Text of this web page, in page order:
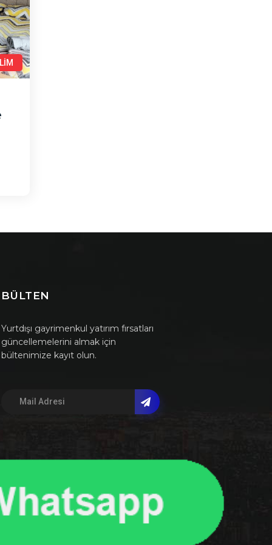
BÜLTEN
Yurtdışı gayrimenkul yatırım fırsatları
güncellemelerini almak için
bültenimize kayıt olun.
AENAON PARK RESIDENCE
Atina Riviera'sının en prestijli sahilinde, panoramik
deniz manzaralı 126 eşsiz rezidans. Golden Visa